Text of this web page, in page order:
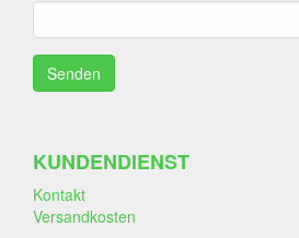
KUNDENDIENST
Kontakt
Versandkosten